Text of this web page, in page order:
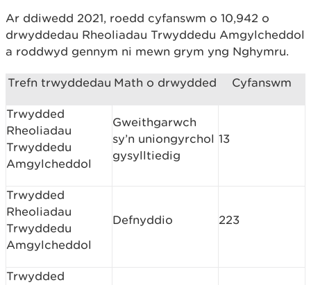
Ar ddiwedd 2021, roedd cyfanswm o 10,942 o
drwyddedau Rheoliadau Trwyddedu Amgylcheddol
a roddwyd gennym ni mewn grym yng Nghymru.
Trefn trwyddedau Math o drwydded Cyfanswm
Trwydded
Rheoliadau
Trwyddedu
Amgylcheddol
Gweithgarwch
sy’n uniongyrchol
gysylltiedig
13
Trwydded
Rheoliadau
Trwyddedu
Amgylcheddol
Defnyddio 223
Trwydded